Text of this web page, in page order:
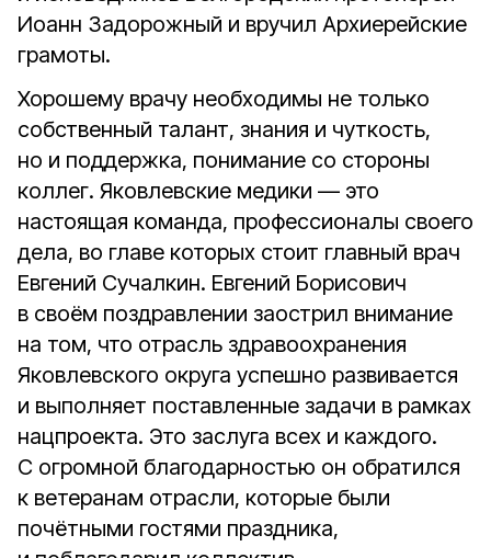
Иоанн Задорожный и вручил Архиерейские
грамоты.
Хорошему врачу необходимы не только
собственный талант, знания и чуткость,
но и поддержка, понимание со стороны
коллег. Яковлевские медики — это
настоящая команда, профессионалы своего
дела, во главе которых стоит главный врач
Евгений Сучалкин. Евгений Борисович
в своём поздравлении заострил внимание
на том, что отрасль здравоохранения
Яковлевского округа успешно развивается
и выполняет поставленные задачи в рамках
нацпроекта. Это заслуга всех и каждого.
С огромной благодарностью он обратился
к ветеранам отрасли, которые были
почётными гостями праздника,